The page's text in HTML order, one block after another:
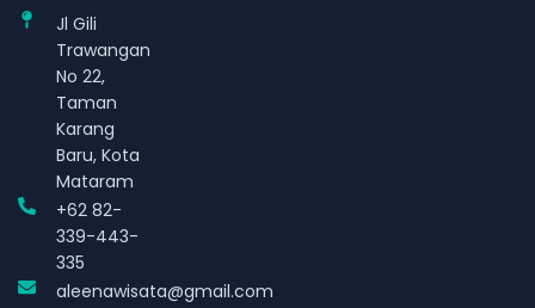
Jl Gili
Trawangan
No 22,
Taman
Karang
Baru, Kota
Mataram
+62 82-
339-443-
335
aleenawisata@gmail.com